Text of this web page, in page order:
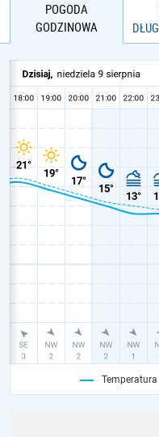
POGODA
GODZINOWA
Temperatura